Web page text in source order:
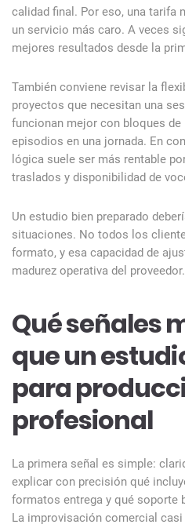
calidad final. Por eso, una tarifa
un servicio más caro. A veces
mejores resultados desde la
También conviene revisar la
proyectos que necesitan una
funcionan mejor con bloques
episodios en una jornada. En
lógica suele ser más rentable
traslados y disponibilidad de
Un estudio bien preparado
situaciones. No todos los
formato, y esa capacidad de
madurez operativa del proveedor.
Qué señales
que un
para
profesional
La primera señal es simple:
explicar con precisión qué
formatos entrega y qué soporte
La improvisación comercial